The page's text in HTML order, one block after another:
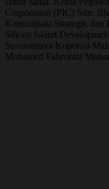
Corporation (PIC) Sdn.
Komunikasi Strategik dan
Silicon Island
Suruhanjaya Koperasi
Mohamed Fahrurazi